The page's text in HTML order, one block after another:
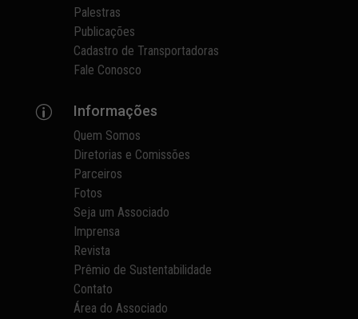
Palestras
Publicações
Cadastro de Transportadoras
Fale Conosco
p Informações
Quem Somos
Diretorias e Comissões
Parceiros
Fotos
Seja um Associado
Imprensa
Revista
Prêmio de Sustentabilidade
Contato
Área do Associado